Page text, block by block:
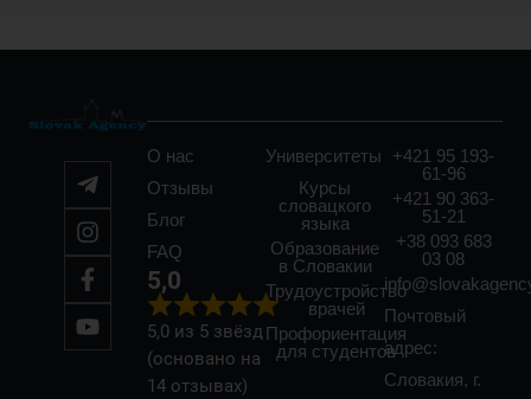
О нас
Отзывы
Блог
FAQ
5,0
5,0 из 5 звёзд
(основано на
14 отзывах)
Университеты
Курсы
словацкого
языка
Образование
в Словакии
Трудоустройство
врачей
Профориентация
для студентов
+421 95 193-
61-96
+421 90 363-
51-21
+38 093 683
03 08
Почтовый
адрес:
Словакия, г.